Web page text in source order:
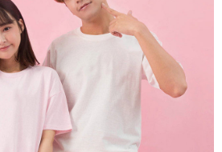
提供個人資料，並將交易相關給付款項請求債
司。
請瀏覽以下網址：
得法定代理人或監護人之同意方可使用
同意申辦者引起之損失，本公司不負相關責
時，將依據個別帳號之用戶狀況，依本公司即
若仍有額度不足之情形，本公司將視審查結果